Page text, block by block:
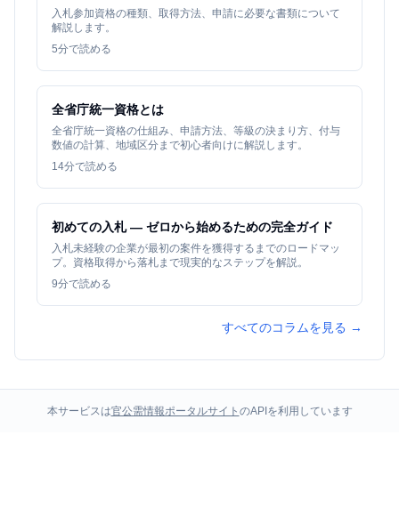
入札参加資格の種類、取得方法、申請に必要な書類について
解説します。
5分で読める
全省庁統一資格とは
全省庁統一資格の仕組み、申請方法、等級の決まり方、付与
数値の計算、地域区分まで初心者向けに解説します。
14分で読める
初めての入札 — ゼロから始めるための完全ガイド
入札未経験の企業が最初の案件を獲得するまでのロードマッ
プ。資格取得から落札まで現実的なステップを解説。
9分で読める
すべてのコラムを見る →
本サービスは官公需情報ポータルサイト のAPIを利用しています